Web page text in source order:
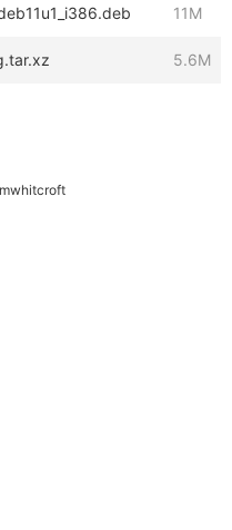
11M
5.6M